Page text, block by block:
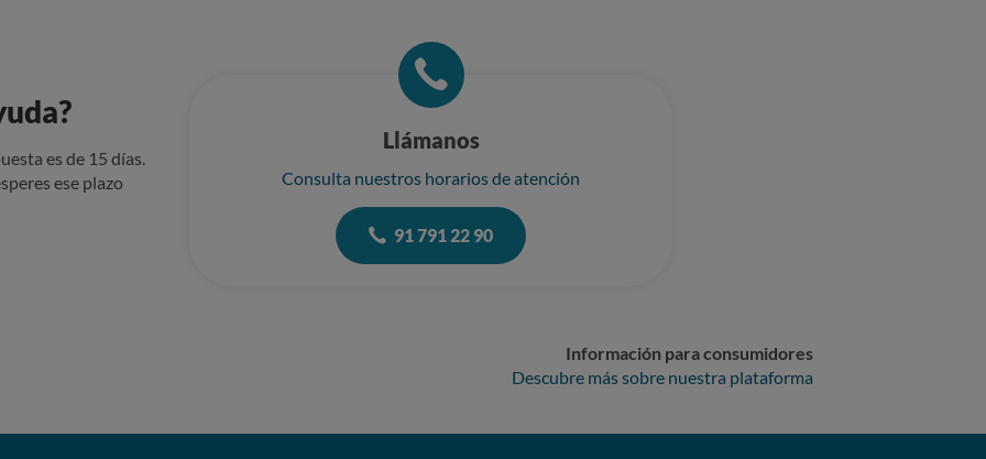
es de 15 días.
ese plazo
Llámanos
Consulta nuestros horarios de atención
91 791 22 90
Información para consumidores
Descubre más sobre nuestra plataforma